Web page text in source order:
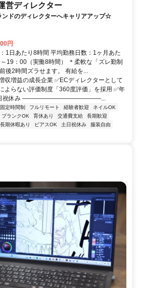
営ディレクター
ンドのディレクターへキャリアアップ☆
円
1日あたり8時間 平均勤務日数：1ヶ月あた
19：00（実働8時間） ＊柔軟な「ズレ勤制
後2時間ズラせます。 有給を...
収増益の成長企業 ✅ECディレクターとして
よらない評価制度「360度評価」を採用 ✅年
土日祝休み ―――――――――――――...
固定時間制 フルリモート 経験者歓迎
ネイルOK
ブランクOK 育休あり 交通費支給
長期歓迎
長期休暇あり ピアスOK 土日祝休み
服装自由